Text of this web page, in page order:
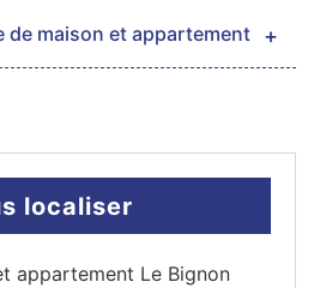
de maison et appartement
localiser
appartement Le Bignon